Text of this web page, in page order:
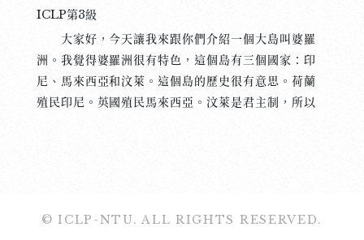
ICLP第3級
大家好，今天讓我來跟你們介紹一個大島叫婆羅
洲。我覺得婆羅洲很有特色，這個島有三個國家：印
尼、馬來西亞和汶萊。這個島的歷史很有意思。荷蘭
殖民印尼。英國殖民馬來西亞。汶萊是君主制，所以
都很像。味道有辣的，有鹹的，也有偏甜的，還有一
© ICLP-NTU. ALL RIGHTS RESERVED.